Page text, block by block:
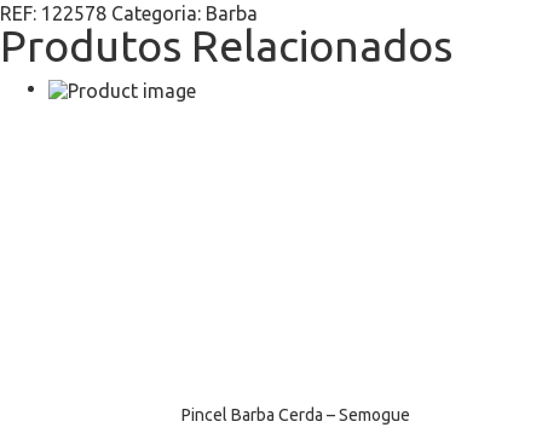
REF: 122578 Categoria: Barba
Produtos Relacionados
Pincel Barba Cerda – Semogue